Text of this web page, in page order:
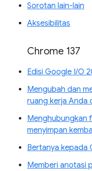
Sorotan lain-lain
Aksesibilitas
Chrome 137
Edisi Google I/O
Mengubah dan
ruang kerja Anda
Menghubungkan
menyimpan
Bertanya kepada
Memberi anotasi